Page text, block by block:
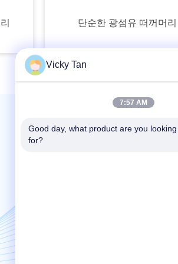
단순한 광섬유 떠꺼머리
Vicky Tan
7:57 AM
Good day, what product are you looking
for?